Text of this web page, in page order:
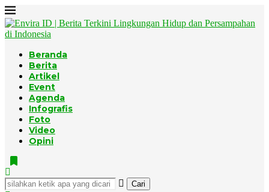
Beranda
Berita
Artikel
Event
Agenda
Infografis
Foto
Video
Opini
Cari